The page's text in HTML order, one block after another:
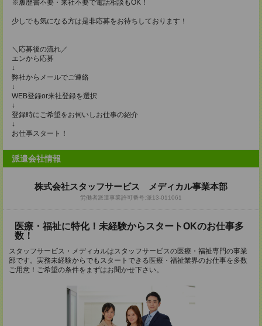
※履歴書不要・来社不要で電話相談もOK！
少しでも気になる方は是非応募をお待ちしております！
＼応募後の流れ／
エンから応募
↓
弊社からメールでご連絡
↓
WEB登録or来社登録を選択
↓
登録時にご希望をお伺いしお仕事の紹介
↓
お仕事スタート！
派遣会社情報
株式会社スタッフサービス メディカル事業本部
労働者派遣事業許可番号:派13-011061
医療・福祉に特化！未経験からスタートOKのお仕事多
数！
スタッフサービス・メディカルはスタッフサービスの医療・福祉専門の事業
部です。実務未経験からでもスタートできる医療・福祉業界のお仕事を多数
ご用意！ご希望の条件をまずはお聞かせ下さい。